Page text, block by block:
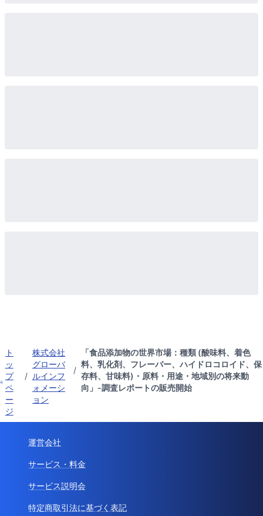
ト
ッ
プ
ペ
ー
ジ
/
株式会社
グローバ
ルインフ
ォメーシ
ョン
/
「食品添加物の世界市場：種類 (酸味料、着色
料、乳化剤、フレーバー、ハイドロコロイド、保
存料、甘味料)・原料・用途・地域別の将来動
向」-調査レポートの販売開始
運営会社
サービス・料金
サービス説明会
特定商取引法に基づく表記